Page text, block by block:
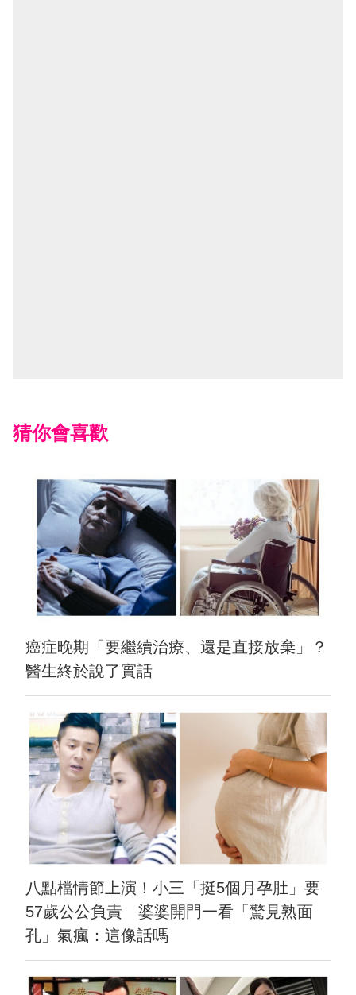
猜你會喜歡
癌症晚期「要繼續治療、還是直接放棄」？
醫生終於說了實話
八點檔情節上演！小三「挺5個月孕肚」要
57歲公公負責 婆婆開門一看「驚見熟面
孔」氣瘋：這像話嗎